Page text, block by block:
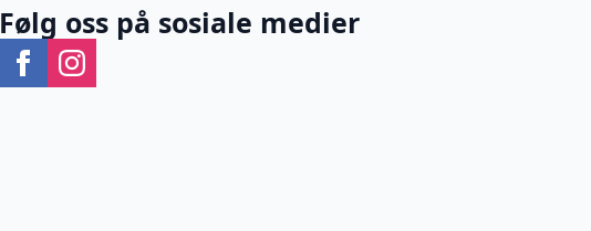
Følg oss på sosiale medier